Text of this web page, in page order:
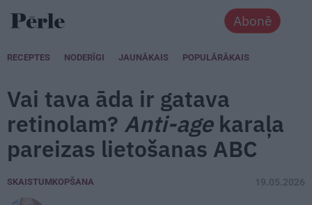
Abonē
RECEPTES NODERĪGI JAUNĀKAIS POPULĀRĀKAIS
Vai tava āda ir gatava
retinolam? Anti-agekaraļa
pareizas lietošanas ABC
SKAISTUMKOPŠANA 19.05.2026